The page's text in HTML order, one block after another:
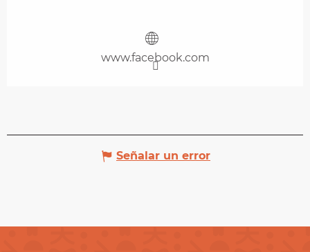
www.facebook.com
Señalar un error